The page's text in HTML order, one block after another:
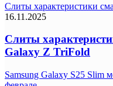
Слиты характеристики
16.11.2025
Слиты
Galaxy Z TriFold
Samsung Galaxy S25 Slim